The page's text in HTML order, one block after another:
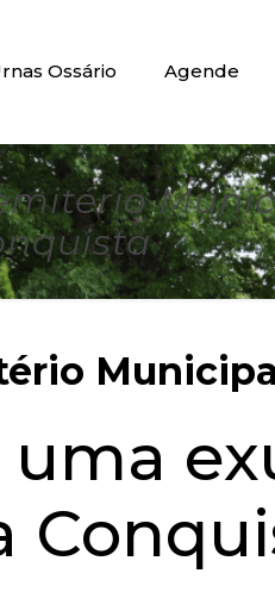
Ossário Agende